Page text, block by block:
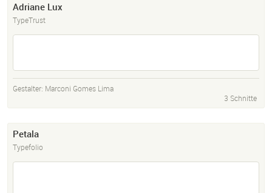
Adriane Lux
TypeTrust
Gestalter: Marconi Gomes Lima
3 Schnitte
Petala
Typefolio